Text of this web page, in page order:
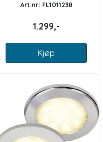
Art.nr: FL1011238
1.299,-
Kjøp